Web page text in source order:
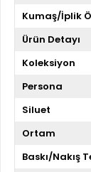
Kumaş/İplik
Ürün Detayı
Koleksiyon
Persona
Siluet
Ortam
Baskı/Nakış